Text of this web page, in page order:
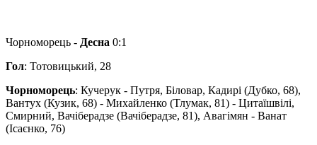
Чорноморець - Десна 0:1
Гол: Тотовицький, 28
Чорноморець: Кучерук - Путря, Біловар, Кадирі (Дубко, 68),
Вантух (Кузик, 68) - Михайленко (Тлумак, 81) - Цитаїшвілі,
Смирний, Вачіберадзе (Вачіберадзе, 81), Авагімян - Ванат
(Ісаєнко, 76)